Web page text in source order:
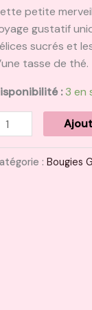
petite
gustatif
sucrés et
tasse de thé.
: 3 en
:Bougies